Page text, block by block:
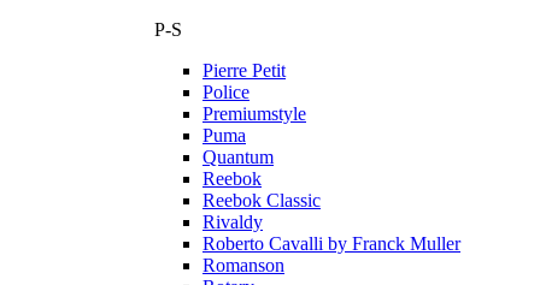
P-S
Pierre Petit
Police
Premiumstyle
Puma
Quantum
Reebok
Reebok Classic
Rivaldy
Roberto Cavalli by Franck Muller
Romanson